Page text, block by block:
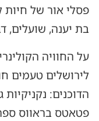
פסלי אור של חיות
בת יענה, שועלים,
על החוויה
לירושלים טעמים
הדוכנים:
פטאטס בראווס